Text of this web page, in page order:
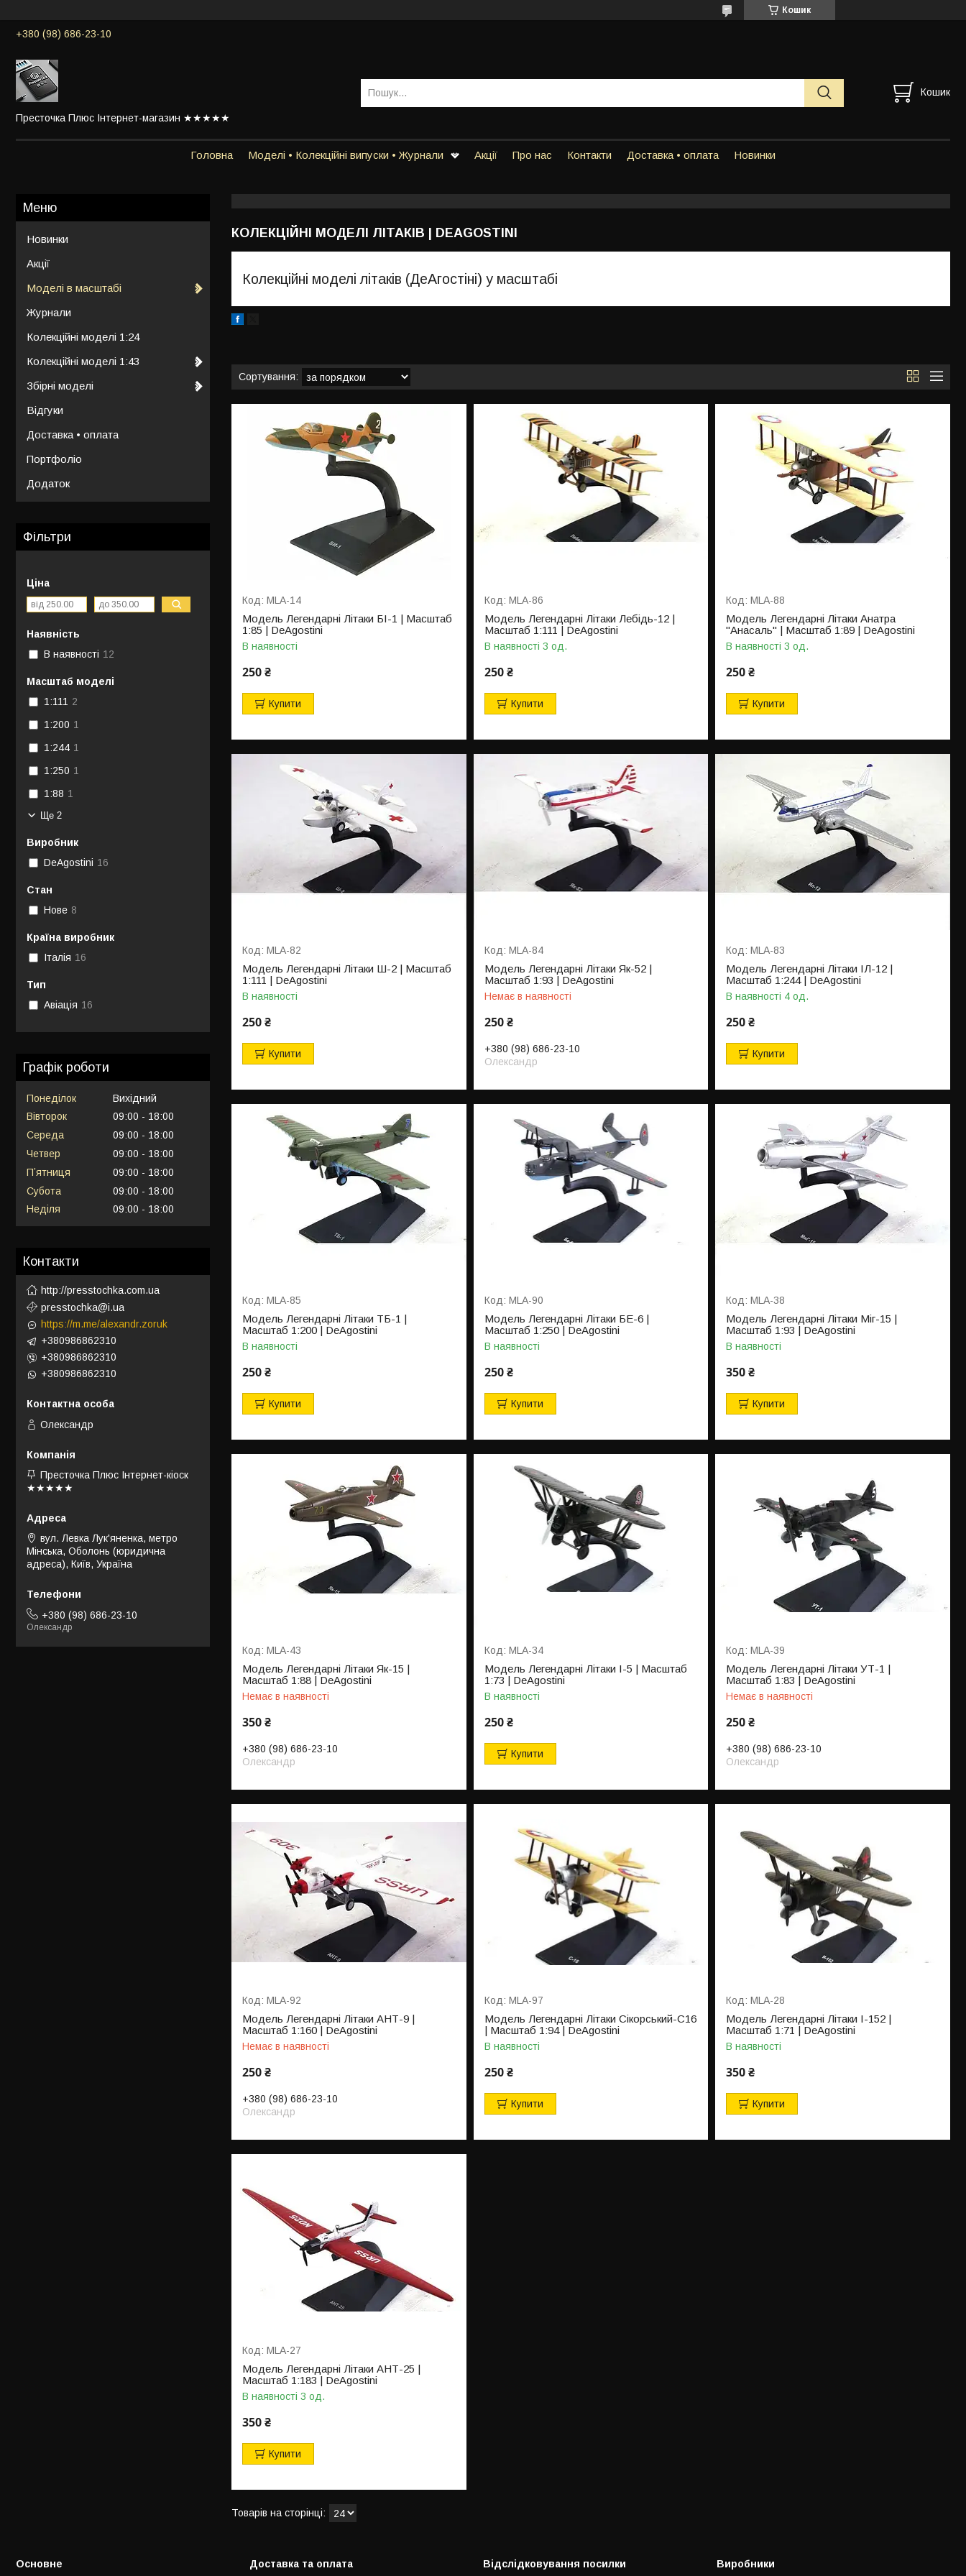
Кошик
+380 (98) 686-23-10
Престочка Плюс Інтернет-магазин ★★★★★
Кошик
Головна Моделі • Колекційні випуски • Журнали Акції Про нас Контакти Доставка • оплата Новинки
КОЛЕКЦІЙНІ МОДЕЛІ ЛІТАКІВ | DEAGOSTINI
Колекційні моделі літаків (ДеАгостіні) у масштабі
MLA-14
Модель Легендарні Літаки БІ-1 | Масштаб
1:85 | DeAgostini
В наявності
250 ₴
Купити
MLA-86
Модель Легендарні Літаки Лебідь-12 |
Масштаб 1:111 | DeAgostini
В наявності 3 од.
250 ₴
Купити
MLA-88
Модель Легендарні Літаки Анатра
"Анасаль" | Масштаб 1:89 | DeAgostini
В наявності 3 од.
250 ₴
Купити
MLA-82
Модель Легендарні Літаки Ш-2 | Масштаб
1:111 | DeAgostini
В наявності
250 ₴
Купити
MLA-84
Модель Легендарні Літаки Як-52 |
Масштаб 1:93 | DeAgostini
Немає в наявності
250 ₴
+380 (98) 686-23-10
Олександр
MLA-83
Модель Легендарні Літаки ІЛ-12 |
Масштаб 1:244 | DeAgostini
В наявності 4 од.
250 ₴
Купити
MLA-85
Модель Легендарні Літаки ТБ-1 |
Масштаб 1:200 | DeAgostini
В наявності
250 ₴
Купити
MLA-90
Модель Легендарні Літаки БЕ-6 |
Масштаб 1:250 | DeAgostini
В наявності
250 ₴
Купити
MLA-38
Модель Легендарні Літаки Міг-15 |
Масштаб 1:93 | DeAgostini
В наявності
350 ₴
Купити
MLA-43
Модель Легендарні Літаки Як-15 |
Масштаб 1:88 | DeAgostini
Немає в наявності
350 ₴
+380 (98) 686-23-10
Олександр
MLA-34
Модель Легендарні Літаки І-5 | Масштаб
1:73 | DeAgostini
В наявності
250 ₴
Купити
MLA-39
Модель Легендарні Літаки УТ-1 |
Масштаб 1:83 | DeAgostini
Немає в наявності
250 ₴
+380 (98) 686-23-10
Олександр
MLA-92
Модель Легендарні Літаки АНТ-9 |
Масштаб 1:160 | DeAgostini
Немає в наявності
250 ₴
+380 (98) 686-23-10
Олександр
MLA-97
Модель Легендарні Літаки Сікорський-С16
| Масштаб 1:94 | DeAgostini
В наявності
250 ₴
Купити
MLA-28
Модель Легендарні Літаки І-152 |
Масштаб 1:71 | DeAgostini
В наявності
350 ₴
Купити
MLA-27
Модель Легендарні Літаки АНТ-25 |
Масштаб 1:183 | DeAgostini
В наявності 3 од.
350 ₴
Купити
Новинки
Акції
Моделі в масштабі
Журнали
Колекційні моделі 1:24
Колекційні моделі 1:43
Збірні моделі
Відгуки
Доставка • оплата
Портфоліо
Додаток
Фільтри
Ціна
Наявність
В наявності 12
Масштаб моделі
1:111 2
1:200 1
1:244 1
1:250 1
1:88 1
Ще 2
Виробник
DeAgostini 16
Стан
Нове 8
Країна виробник
Італія 16
Тип
Авіація 16
Графік роботи
Понеділок
Вихідний
Вівторок
09:00
18:00
Середа
09:00
18:00
Четвер
09:00
18:00
Пʼятниця
09:00
18:00
Субота
09:00
18:00
Неділя
09:00 18:00
Контакти
http://presstochka.com.ua
presstochka@i.ua
https://m.me/alexandr.zoruk
+380986862310
+380986862310
+380986862310
Олександр
Престочка Плюс Інтернет-кіоск
★★★★★
вул. Левка Лук'яненка, метро
Мінська, Оболонь (юридична
адреса), Київ, Україна
+380 (98) 686-23-10
Олександр
Основне Доставка та оплата Відслідковування посилки Виробники